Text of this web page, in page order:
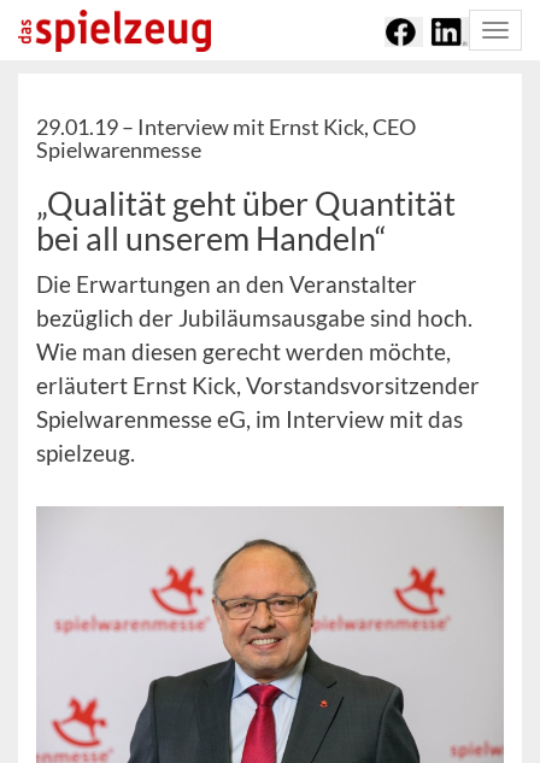
29.01.19 – Interview mit Ernst Kick, CEO
Spielwarenmesse
„Qualität geht über Quantität
bei all unserem Handeln“
Die Erwartungen an den Veranstalter
bezüglich der Jubiläumsausgabe sind hoch.
Wie man diesen gerecht werden möchte,
erläutert Ernst Kick, Vorstandsvorsitzender
Spielwarenmesse eG, im Interview mit das
spielzeug.